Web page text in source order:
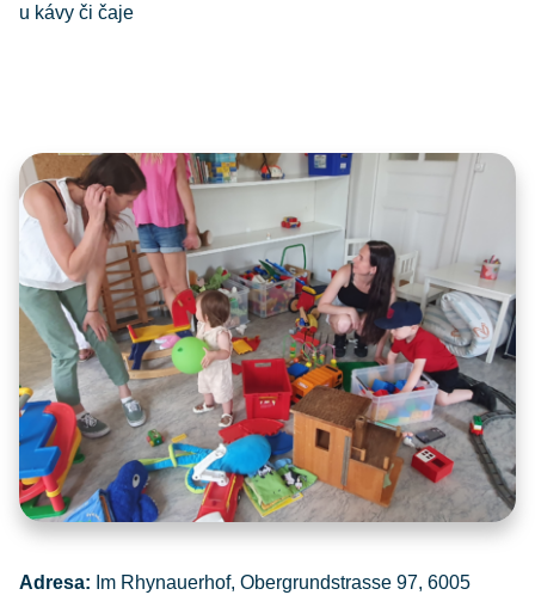
u kávy či čaje
Adresa: Im Rhynauerhof, Obergrundstrasse 97, 6005